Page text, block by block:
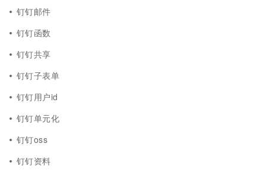
钉钉邮件
钉钉函数
钉钉共享
钉钉子表单
钉钉用户id
钉钉单元化
钉钉oss
钉钉资料